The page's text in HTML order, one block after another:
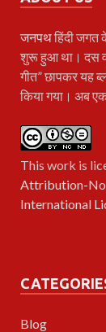
जनपथहिंदी जगत
शुरू हुआ था। दस
गीत” छापकर यह
किया गया। अब
This work is
Attribution-
International
Blog